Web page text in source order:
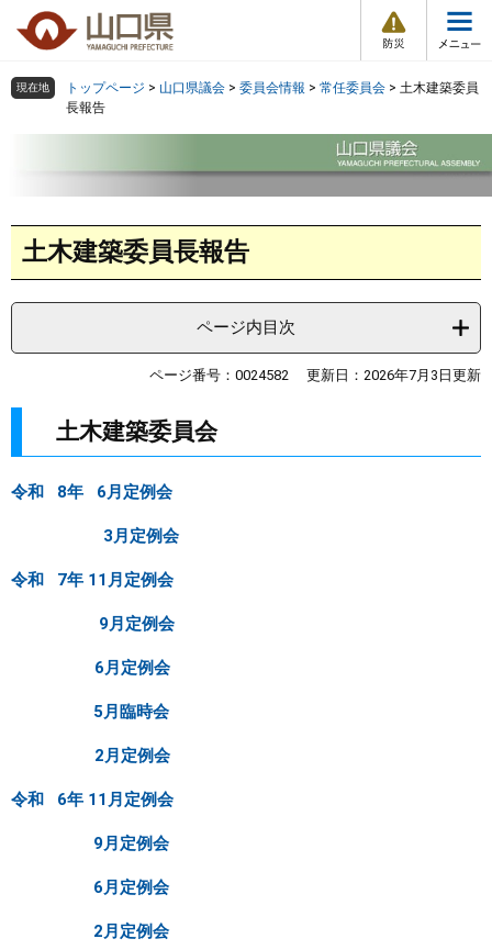
の
ー
本
へ
情
報
メ
ュ
組織で探す
お気に入り
トップページ
くらし・環境
健康・福祉
教育・文化・スポーツ
まちづくり
県政情報
ページ番号検索
組織で探す サイトマップで探す
現在地 トップページ > 山口県議会 > 委員会情報 > 常任委員会 > 土木建築委員
長報告
文土木建築委員長報告
ページ内目次
ページ番号：0024582 更新日：2026年7月3日更新
土木建築委員会
令和 8年 6月定例会
3月定例会
令和 7年 11月定例会
9月定例会
6月定例会
5月臨時会
2月定例会
令和 6年 11月定例会
9月定例会
6月定例会
2月定例会